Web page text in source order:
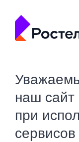
наш сайт
при
сервисов